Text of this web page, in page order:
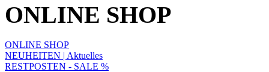
ONLINE SHOP
ONLINE SHOP
NEUHEITEN | Aktuelles
RESTPOSTEN - SALE %